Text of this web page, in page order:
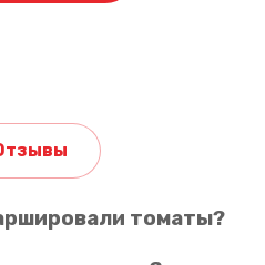
томаты?